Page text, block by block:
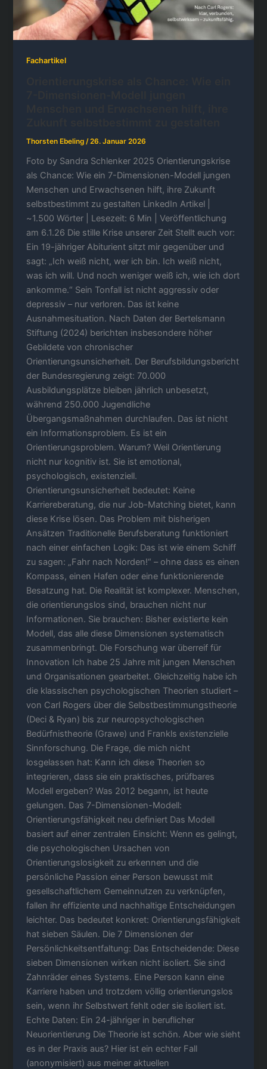
Fachartikel
Thorsten Ebeling/26. Januar 2026
Foto by Sandra Schlenker 2025 Orientierungskrise
als Chance: Wie ein 7-Dimensionen-Modell jungen
Menschen und Erwachsenen hilft, ihre Zukunft
selbstbestimmt zu gestalten LinkedIn Artikel |
~1.500 Wörter | Lesezeit: 6 Min | Veröffentlichung
am 6.1.26 Die stille Krise unserer Zeit Stellt euch vor:
Ein 19-jähriger Abiturient sitzt mir gegenüber und
sagt: „Ich weiß nicht, wer ich bin. Ich weiß nicht,
was ich will. Und noch weniger weiß ich, wie ich dort
ankomme.“ Sein Tonfall ist nicht aggressiv oder
depressiv – nur verloren. Das ist keine
Ausnahmesituation. Nach Daten der Bertelsmann
Stiftung (2024) berichten insbesondere höher
Gebildete von chronischer
Orientierungsunsicherheit. Der Berufsbildungsbericht
der Bundesregierung zeigt: 70.000
Ausbildungsplätze bleiben jährlich unbesetzt,
während 250.000 Jugendliche
Übergangsmaßnahmen durchlaufen. Das ist nicht
ein Informationsproblem. Es ist ein
Orientierungsproblem. Warum? Weil Orientierung
nicht nur kognitiv ist. Sie ist emotional,
psychologisch, existenziell.
Orientierungsunsicherheit bedeutet: Keine
Karriereberatung, die nur Job-Matching bietet, kann
diese Krise lösen. Das Problem mit bisherigen
Ansätzen Traditionelle Berufsberatung funktioniert
nach einer einfachen Logik: Das ist wie einem Schiff
zu sagen: „Fahr nach Norden!“ – ohne dass es einen
Kompass, einen Hafen oder eine funktionierende
Besatzung hat. Die Realität ist komplexer. Menschen,
die orientierungslos sind, brauchen nicht nur
Informationen. Sie brauchen: Bisher existierte kein
Modell, das alle diese Dimensionen systematisch
zusammenbringt. Die Forschung war überreif für
Innovation Ich habe 25 Jahre mit jungen Menschen
und Organisationen gearbeitet. Gleichzeitig habe ich
die klassischen psychologischen Theorien studiert –
von Carl Rogers über die Selbstbestimmungstheorie
(Deci & Ryan) bis zur neuropsychologischen
Bedürfnistheorie (Grawe) und Frankls existenzielle
Sinnforschung. Die Frage, die mich nicht
losgelassen hat: Kann ich diese Theorien so
integrieren, dass sie ein praktisches, prüfbares
Modell ergeben? Was 2012 begann, ist heute
gelungen. Das 7-Dimensionen-Modell:
Orientierungsfähigkeit neu definiert Das Modell
basiert auf einer zentralen Einsicht: Wenn es gelingt,
die psychologischen Ursachen von
Orientierungslosigkeit zu erkennen und die
persönliche Passion einer Person bewusst mit
gesellschaftlichem Gemeinnutzen zu verknüpfen,
fallen ihr effiziente und nachhaltige Entscheidungen
leichter. Das bedeutet konkret: Orientierungsfähigkeit
hat sieben Säulen. Die 7 Dimensionen der
Persönlichkeitsentfaltung: Das Entscheidende: Diese
sieben Dimensionen wirken nicht isoliert. Sie sind
Zahnräder eines Systems. Eine Person kann eine
Karriere haben und trotzdem völlig orientierungslos
sein, wenn ihr Selbstwert fehlt oder sie isoliert ist.
Echte Daten: Ein 24-jähriger in beruflicher
Neuorientierung Die Theorie ist schön. Aber wie sieht
es in der Praxis aus? Hier ist ein echter Fall
(anonymisiert) aus meiner aktuellen